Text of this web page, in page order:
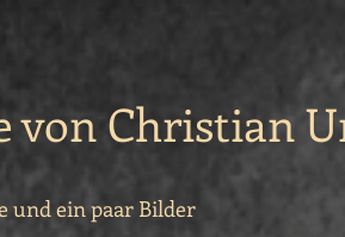
von Christian
und ein paar Bilder